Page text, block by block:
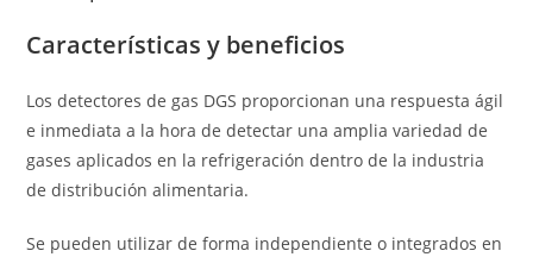
Características y beneficios
Los detectores de gas DGS proporcionan una respuesta ágil
e inmediata a la hora de detectar una amplia variedad de
gases aplicados en la refrigeración dentro de la industria
de distribución alimentaria.
Se pueden utilizar de forma independiente o integrados en